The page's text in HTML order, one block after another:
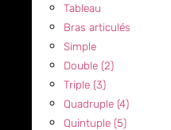
Tableau
Bras articulés
Simple
Double (2)
Triple (3)
Quadruple (4)
Quintuple (5)